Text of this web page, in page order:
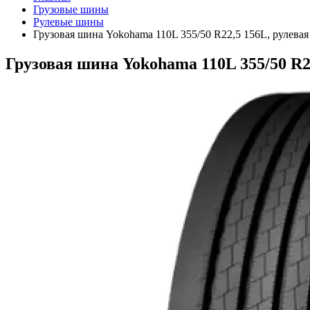
Грузовые шины
Рулевые шины
Грузовая шина Yokohama 110L 355/50 R22,5 156L, рулевая
Грузовая шина Yokohama 110L 355/50